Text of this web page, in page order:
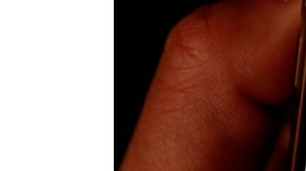
УКРАИНСКАЯ ПРОБЛЕМА КРЫМА